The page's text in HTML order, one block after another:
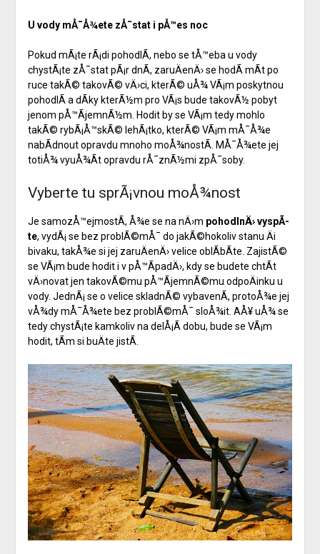
U vody mÅ¯Å¾ete zÅ¯stat i pÅ™es noc
Pokud mÃ¡te rÃ¡di pohodlÃ­, nebo se tÅ™eba u vody
chystÃ¡te zÅ¯stat pÃ¡r dnÃ­, zaruÄenÄ› se hodÃ­ mÃ­t po
ruce takÃ© takovÃ© vÄ›ci, kterÃ© uÅ¾ VÃ¡m poskytnou
pohodlÃ­ a dÃ­ky kterÃ½m pro VÃ¡s bude takovÃ½ pobyt
jenom pÅ™Ã­jemnÃ½m. Hodit by se VÃ¡m tedy mohlo
takÃ© rybÃ¡Å™skÃ© lehÃ¡tko, kterÃ© VÃ¡m mÅ¯Å¾e
nabÃ­dnout opravdu mnoho moÅ¾nostÃ­. MÅ¯Å¾ete jej
totiÅ¾ vyuÅ¾Ã­t opravdu rÅ¯znÃ½mi zpÅ¯soby.
Vyberte tu sprÃ¡vnou moÅ¾nost
Je samozÅ™ejmostÃ­, Å¾e se na nÄ›m pohodlnÄ› vyspÃ­
te, vydÃ¡ se bez problÃ©mÅ¯ do jakÃ©hokoliv stanu Äi
bivaku, takÅ¾e si jej zaruÄenÄ› velice oblÃ­bÃ­te. ZajistÃ©
se VÃ¡m bude hodit i v pÅ™Ã­padÄ›, kdy se budete chtÃ­t
vÄ›novat jen takovÃ©mu pÅ™Ã­jemnÃ©mu odpoÄinku u
vody. JednÃ¡ se o velice skladnÃ© vybavenÃ­, protoÅ¾e jej
vÅ¾dy mÅ¯Å¾ete bez problÃ©mÅ¯ sloÅ¾it. AÅ¥ uÅ¾ se
tedy chystÃ¡te kamkoliv na delÅ¡Ã­ dobu, bude se VÃ¡m
hodit, tÃ­m si buÄte jistÃ­.